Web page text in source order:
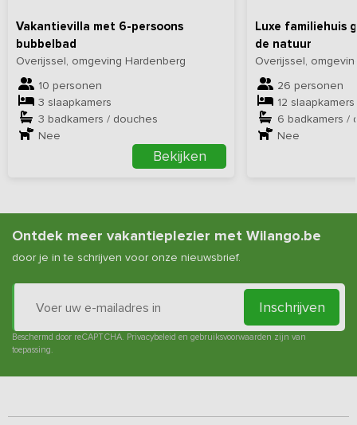
Vakantievilla met 6-persoons
bubbelbad
Overijssel, omgeving Hardenberg
10 personen
3 slaapkamers
3 badkamers / douches
Nee
Bekijken
Luxe familiehuis
de natuur
Overijssel,
26 personen
12 slaapkamers
6 badkamers /
Nee
Ontdek meer vakantieplezier met Wilango.be
door je in te schrijven voor onze nieuwsbrief.
Inschrijven
Beschermd door reCAPTCHA. Privacybeleid en gebruiksvoorwaarden zijn van
toepassing.